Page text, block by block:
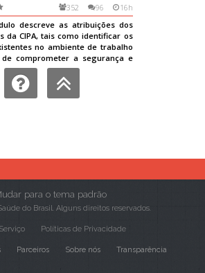
para o tema padrão
do Brasil. Alguns direitos reservados.
Políticas de Privacidade
Parceiros Sobre nós Transparência